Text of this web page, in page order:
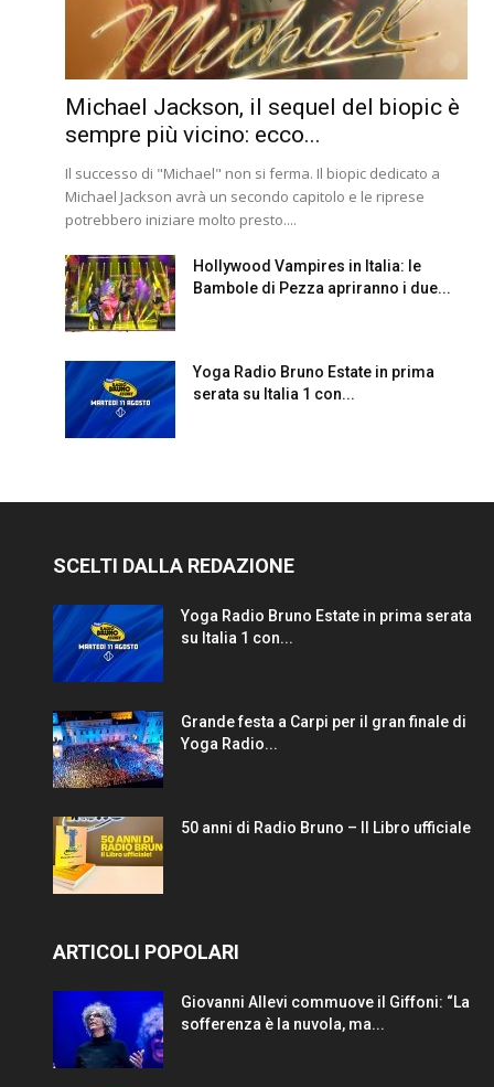
Michael Jackson, il sequel del biopic è
sempre più vicino: ecco...
Il successo di "Michael" non si ferma. Il biopic dedicato a
Michael Jackson avrà un secondo capitolo e le riprese
potrebbero iniziare molto presto....
Hollywood Vampires in Italia: le
Bambole di Pezza apriranno i due...
Yoga Radio Bruno Estate in prima
serata su Italia 1 con...
SCELTI DALLA REDAZIONE
Yoga Radio Bruno Estate in prima serata
su Italia 1 con...
Grande festa a Carpi per il gran finale di
Yoga Radio...
50 anni di Radio Bruno – Il Libro ufficiale
ARTICOLI POPOLARI
Giovanni Allevi commuove il Giffoni: “La
sofferenza è la nuvola, ma...